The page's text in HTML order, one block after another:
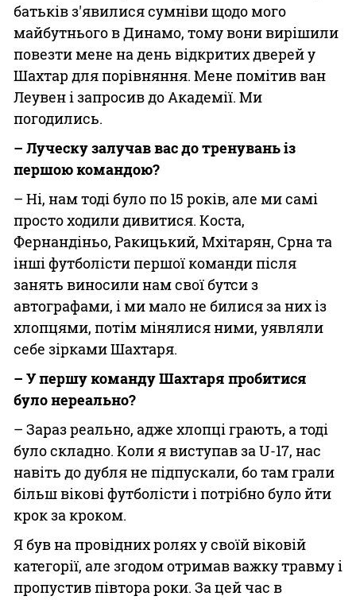
батьків з'явилися сумніви щодо мого
майбутнього в Динамо, тому вони вирішили
повезти мене на день відкритих дверей у
Шахтар для порівняння. Мене помітив ван
Леувен і запросив до Академії. Ми
погодились.
– Луческу залучав вас до тренувань із
першою командою?
– Ні, нам тоді було по 15 років, але ми самі
просто ходили дивитися. Коста,
Фернандіньо, Ракицький, Мхітарян, Срна та
інші футболісти першої команди після
занять виносили нам свої бутси з
автографами, і ми мало не билися за них із
хлопцями, потім мінялися ними, уявляли
себе зірками Шахтаря.
– У першу команду Шахтаря пробитися
було нереально?
– Зараз реально, адже хлопці грають, а тоді
було складно. Коли я виступав за U-17, нас
навіть до дубля не підпускали, бо там грали
більш вікові футболісти і потрібно було йти
крок за кроком.
Я був на провідних ролях у своїй віковій
категорії, але згодом отримав важку травму і
пропустив півтора роки. За цей час в